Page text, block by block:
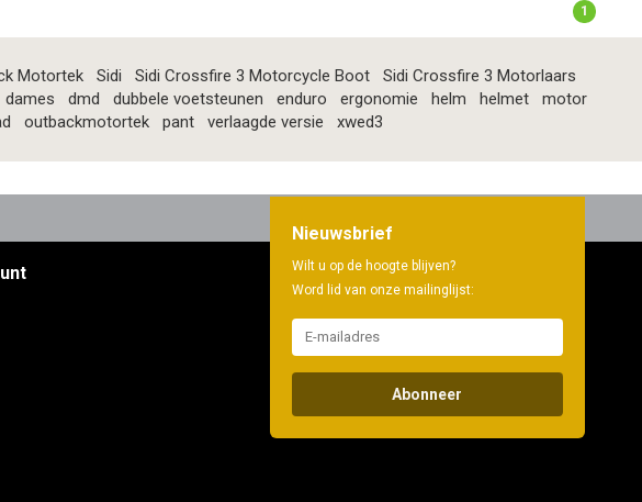
1
Motortek Sidi Sidi Crossfire 3 Motorcycle Boot
Sidi Crossfire 3 Motorlaars
dames dmd dubbele voetsteunen enduro ergonomie helm helmet
motor
outbackmotortek pant verlaagde versie xwed3
Nieuwsbrief
Wilt u op de hoogte blijven?
Word lid van onze mailinglijst:
Abonneer